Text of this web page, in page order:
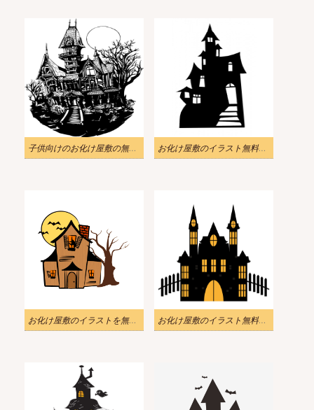
子供向けのお化け屋敷の無料イラスト お化け屋敷のイラスト無料画像
お化け屋敷のイラストを無料でダウンロード お化け屋敷のイラスト無料画像